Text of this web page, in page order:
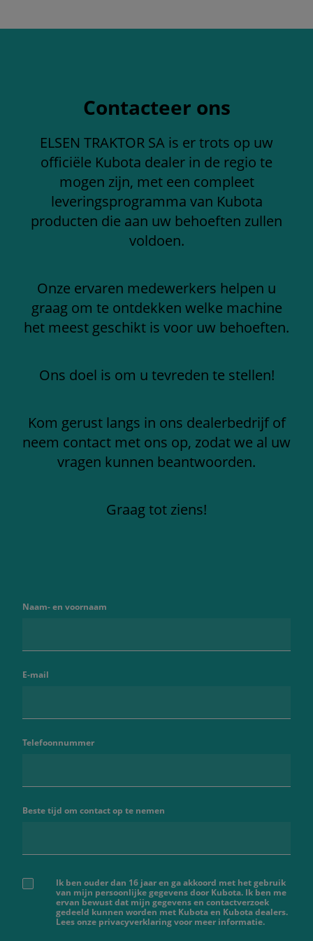
Contacteer ons
ELSEN TRAKTOR SA is er trots op uw
officiële Kubota dealer in de regio te
mogen zijn, met een compleet
leveringsprogramma van Kubota
producten die aan uw behoeften zullen
voldoen.
Onze ervaren medewerkers helpen u
graag om te ontdekken welke machine
het meest geschikt is voor uw behoeften.
Ons doel is om u tevreden te stellen!
Kom gerust langs in ons dealerbedrijf of
neem contact met ons op, zodat we al uw
vragen kunnen beantwoorden.
Graag tot ziens!
Naam- en voornaam
E-mail
Telefoonnummer
Beste tijd om contact op te nemen
Ik ben ouder dan 16 jaar en ga akkoord met het gebruik
van mijn persoonlijke gegevens door Kubota. Ik ben me
ervan bewust dat mijn gegevens en contactverzoek
gedeeld kunnen worden met Kubota en Kubota dealers.
Lees onze privacyverklaring voor meer informatie.